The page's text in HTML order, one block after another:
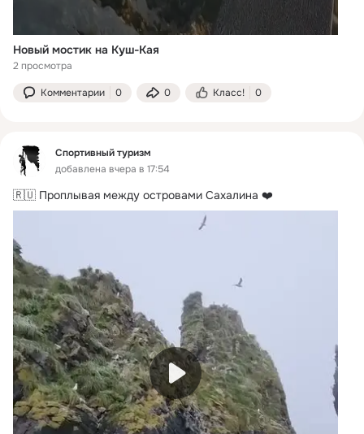
Новый мостик на Куш-Кая
2 просмотра
Комментарии 0 0 Класс! 0
Спортивный туризм
добавлена вчера в 17:54
🇷🇺 Проплывая между островами Сахалина ❤️